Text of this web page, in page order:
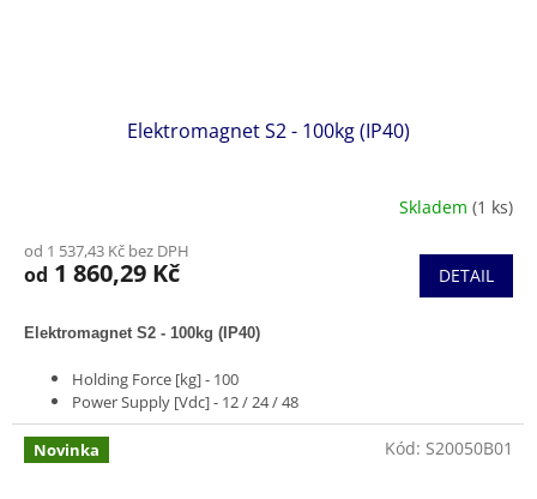
Elektromagnet S2 - 100kg (IP40)
Skladem (1 ks)
od 1 537,43 Kč bez DPH
od 1 860,29 Kč DETAIL
Elektromagnet S2 - 100kg (IP40)
Holding Force [kg] - 100
Power Supply [Vdc] - 12 / 24 / 48
Rated Current [mA] - 200 / 100 / 50
Protection Circuit - Yes
Novinka Kód: S20050B01